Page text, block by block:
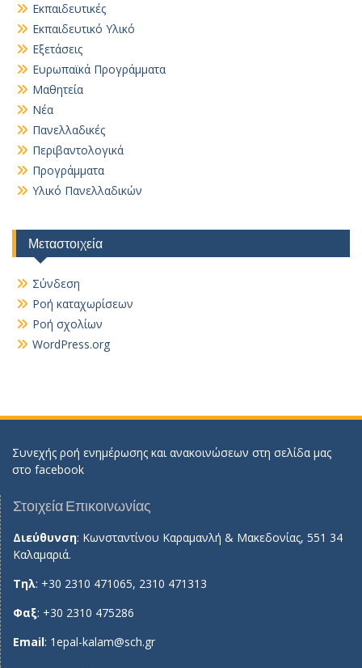
Εκπαιδευτικές
Εκπαιδευτικό Υλικό
Εξετάσεις
Ευρωπαϊκά Προγράμματα
Μαθητεία
Νέα
Πανελλαδικές
Περιβαντολογικά
Προγράμματα
Υλικό Πανελλαδικών
Μεταστοιχεία
Σύνδεση
Ροή καταχωρίσεων
Ροή σχολίων
WordPress.org
Συνεχής ροή ενημέρωσης και ανακοινώσεων στη σελίδα μας
στο facebook
Στοιχεία Επικοινωνίας
Διεύθυνση: Κωνσταντίνου Καραμανλή & Μακεδονίας, 551 34
Καλαμαριά.
Τηλ: +30 2310 471065, 2310 471313
Φαξ: +30 2310 475286
Email: 1epal-kalam@sch.gr